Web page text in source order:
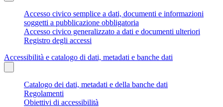
Accesso civico semplice a dati, documenti e informazioni
soggetti a pubblicazione obbligatoria
Accesso civico generalizzato a dati e documenti ulteriori
Registro degli accessi
Accessibilità e catalogo di dati, metadati e banche dati
Catalogo dei dati, metadati e della banche dati
Regolamenti
Obiettivi di accessibilità